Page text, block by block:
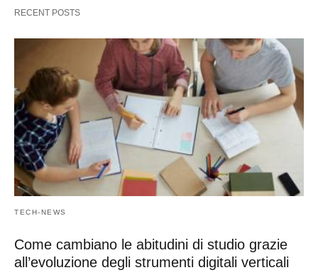
RECENT POSTS
TECH-NEWS
Come cambiano le abitudini di studio grazie
all’evoluzione degli strumenti digitali verticali